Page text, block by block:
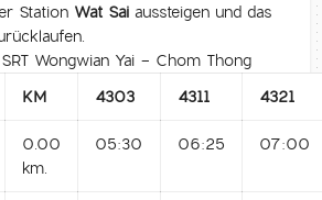
Station Wat Sai aussteigen und das
SRT Wongwian Yai - Chom Thong
KM 4303 4311 4321
0.00
km.
05:30 06:25 07:00